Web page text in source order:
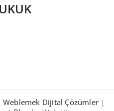
Weblemek Dijital Çözümler |